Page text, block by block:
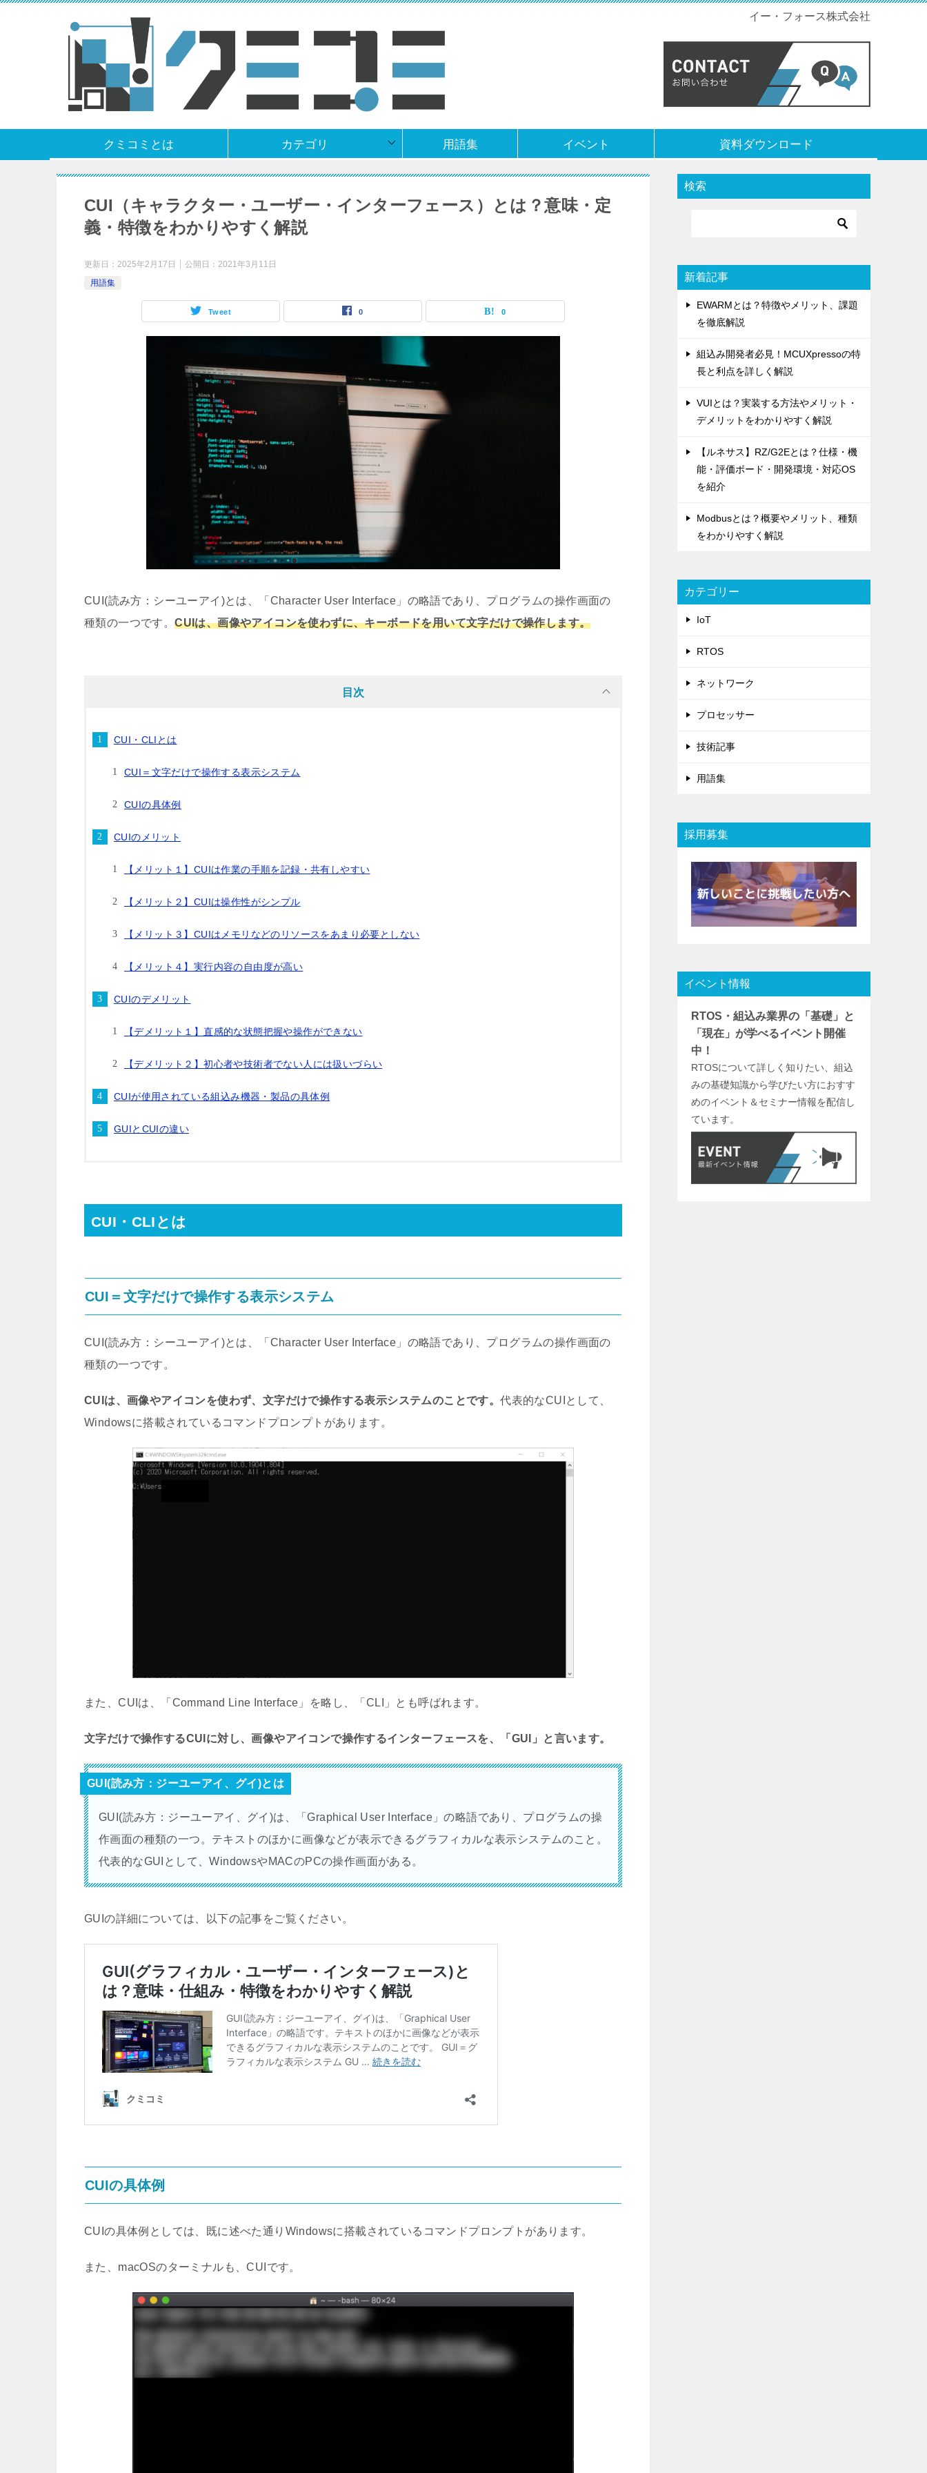
イー・フォース株式会社
クミコミとは カテゴリ 用語集 イベント 資料ダウンロード
CUI（キャラクター・ユーザー・インターフェース）とは？意味・定
義・特徴をわかりやすく解説
更新日： 2025年2月17日 公開日： 2021年3月11日
用語集
Tweet 0 0
CUI(読み方：シーユーアイ)とは、「Character User Interface」の略語であり、プログラムの操作画面の
種類の一つです。CUIは、画像やアイコンを使わずに、キーボードを用いて文字だけで操作します。
目次
CUI・CLIとは
CUI＝文字だけで操作する表示システム
CUIの具体例
CUIのメリット
【メリット１】CUIは作業の手順を記録・共有しやすい
【メリット２】CUIは操作性がシンプル
【メリット３】CUIはメモリなどのリソースをあまり必要としない
【メリット４】実行内容の自由度が高い
CUIのデメリット
【デメリット１】直感的な状態把握や操作ができない
【デメリット２】初心者や技術者でない人には扱いづらい
CUIが使用されている組込み機器・製品の具体例
GUIとCUIの違い
CUI・CLIとは
CUI＝文字だけで操作する表示システム
CUI(読み方：シーユーアイ)とは、「Character User Interface」の略語であり、プログラムの操作画面の
種類の一つです。
CUIは、画像やアイコンを使わず、文字だけで操作する表示システムのことです。代表的なCUIとして、
Windowsに搭載されているコマンドプロンプトがあります。
また、CUIは、「Command Line Interface」を略し、「CLI」とも呼ばれます。
文字だけで操作するCUIに対し、画像やアイコンで操作するインターフェースを、「GUI」と言います。
GUI(読み方：ジーユーアイ、グイ)とは
GUI(読み方：ジーユーアイ、グイ)は、「Graphical User Interface」の略語であり、プログラムの操
作画面の種類の一つ。テキストのほかに画像などが表示できるグラフィカルな表示システムのこと。
代表的なGUIとして、WindowsやMACのPCの操作画面がある。
GUIの詳細については、以下の記事をご覧ください。
CUIの具体例
CUIの具体例としては、既に述べた通りWindowsに搭載されているコマンドプロンプトがあります。
また、macOSのターミナルも、CUIです。
検索
新着記事
EWARMとは？特徴やメリット、課題
を徹底解説
組込み開発者必見！MCUXpressoの特
長と利点を詳しく解説
VUIとは？実装する方法やメリット・
デメリットをわかりやすく解説
【ルネサス】RZ/G2Eとは？仕様・機
能・評価ボード・開発環境・対応OS
を紹介
Modbusとは？概要やメリット、種類
をわかりやすく解説
カテゴリー
IoT
RTOS
ネットワーク
プロセッサー
技術記事
用語集
採用募集
イベント情報
RTOS・組込み業界の「基礎」と
「現在」が学べるイベント開催
中！
RTOSについて詳しく知りたい、組込
みの基礎知識から学びたい方におすす
めのイベント＆セミナー情報を配信し
ています。